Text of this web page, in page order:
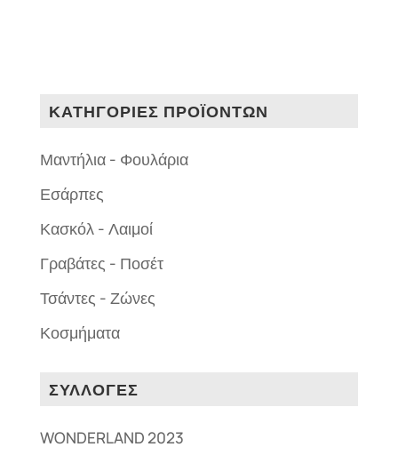
ΚΑΤΗΓΟΡΙΕΣ ΠΡΟΪΟΝΤΩΝ
Μαντήλια - Φουλάρια
Εσάρπες
Κασκόλ - Λαιμοί
Γραβάτες - Ποσέτ
Τσάντες - Ζώνες
Κοσμήματα
ΣΥΛΛΟΓΕΣ
WONDERLAND 2023